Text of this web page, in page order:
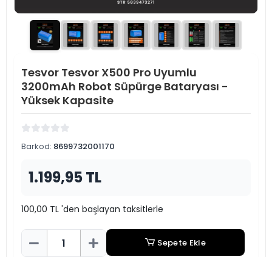
Tesvor Tesvor X500 Pro Uyumlu
3200mAh Robot Süpürge Bataryası -
Yüksek Kapasite
Barkod: 8699732001170
1.199,95 TL
100,00 TL 'den başlayan taksitlerle
Sepete Ekle